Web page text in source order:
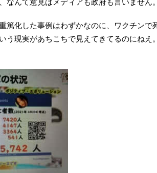
なんて意見はメディアも政府も言いません。
篤化した事例はわずかなのに、ワクチンで
う現実があちこちで見えてきてるのにねえ